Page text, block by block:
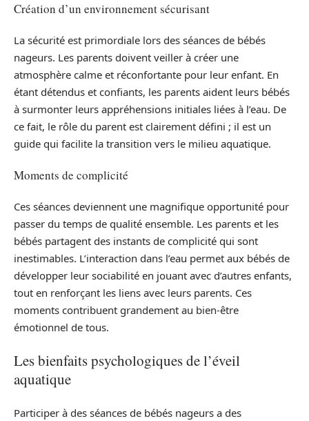
Création d’un environnement sécurisant
La sécurité est primordiale lors des séances de bébés
nageurs. Les parents doivent veiller à créer une
atmosphère calme et réconfortante pour leur enfant. En
étant détendus et confiants, les parents aident leurs bébés
à surmonter leurs appréhensions initiales liées à l’eau. De
ce fait, le rôle du parent est clairement défini ; il est un
guide qui facilite la transition vers le milieu aquatique.
Moments de complicité
Ces séances deviennent une magnifique opportunité pour
passer du temps de qualité ensemble. Les parents et les
bébés partagent des instants de complicité qui sont
inestimables. L’interaction dans l’eau permet aux bébés de
développer leur sociabilité en jouant avec d’autres enfants,
tout en renforçant les liens avec leurs parents. Ces
moments contribuent grandement au bien-être
émotionnel de tous.
Les bienfaits psychologiques de l’éveil
aquatique
Participer à des séances de bébés nageurs a des